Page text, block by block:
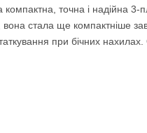
компактна, точна і надійна
вона стала ще компактніше
при бічних